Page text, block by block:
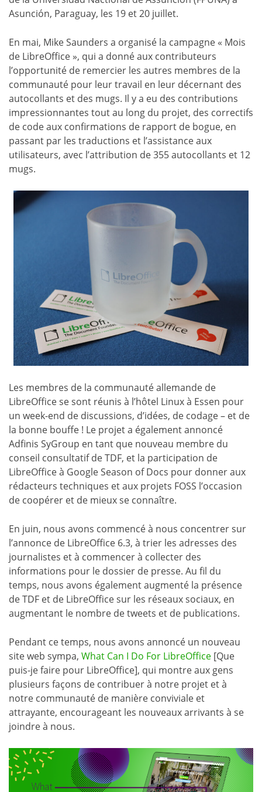
Asunción, Paraguay, les 19 et 20 juillet.
En mai, Mike Saunders a organisé la campagne « Mois
de LibreOffice », qui a donné aux contributeurs
l’opportunité de remercier les autres membres de la
communauté pour leur travail en leur décernant des
autocollants et des mugs. Il y a eu des contributions
impressionnantes tout au long du projet, des correctifs
de code aux confirmations de rapport de bogue, en
passant par les traductions et l’assistance aux
utilisateurs, avec l’attribution de 355 autocollants et 12
mugs.
Les membres de la communauté allemande de
LibreOffice se sont réunis à l’hôtel Linux à Essen pour
un week-end de discussions, d’idées, de codage – et de
la bonne bouffe ! Le projet a également annoncé
Adfinis SyGroup en tant que nouveau membre du
conseil consultatif de TDF, et la participation de
LibreOffice à Google Season of Docs pour donner aux
rédacteurs techniques et aux projets FOSS l’occasion
de coopérer et de mieux se connaître.
En juin, nous avons commencé à nous concentrer sur
l’annonce de LibreOffice 6.3, à trier les adresses des
journalistes et à commencer à collecter des
informations pour le dossier de presse. Au fil du
temps, nous avons également augmenté la présence
de TDF et de LibreOffice sur les réseaux sociaux, en
augmentant le nombre de tweets et de publications.
Pendant ce temps, nous avons annoncé un nouveau
site web sympa, What Can I Do For LibreOffice [Que
puis-je faire pour LibreOffice], qui montre aux gens
plusieurs façons de contribuer à notre projet et à
notre communauté de manière conviviale et
attrayante, encourageant les nouveaux arrivants à se
joindre à nous.